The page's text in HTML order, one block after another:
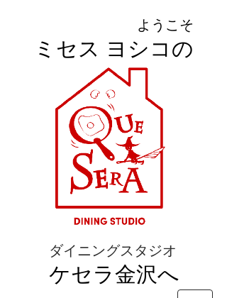
ようこそ
ミセス ヨシコの
ダイニングスタジオ
ケセラ金沢へ